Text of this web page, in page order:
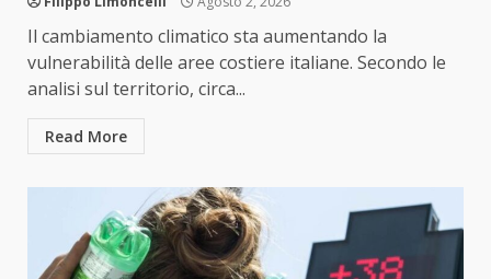
Il cambiamento climatico sta aumentando la
vulnerabilità delle aree costiere italiane. Secondo le
analisi sul territorio, circa...
Read More